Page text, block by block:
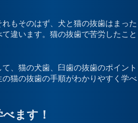
もそのはず、犬と猫の抜歯はまった
違います。猫の抜歯で苦労したこと
、猫の犬歯、臼歯の抜歯のポイント
猫の抜歯の手順がわかりやすく学べ
ます！